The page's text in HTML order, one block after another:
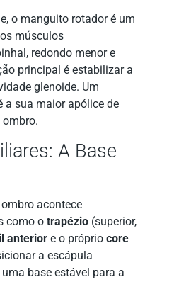
o manguito rotador é um
músculos
redondo menor e
principal é estabilizar a
glenoide. Um
a sua maior apólice de
ombro.
A Base
acontece
como o trapézio (superior,
anterior e o próprio core
a escápula
base estável para a